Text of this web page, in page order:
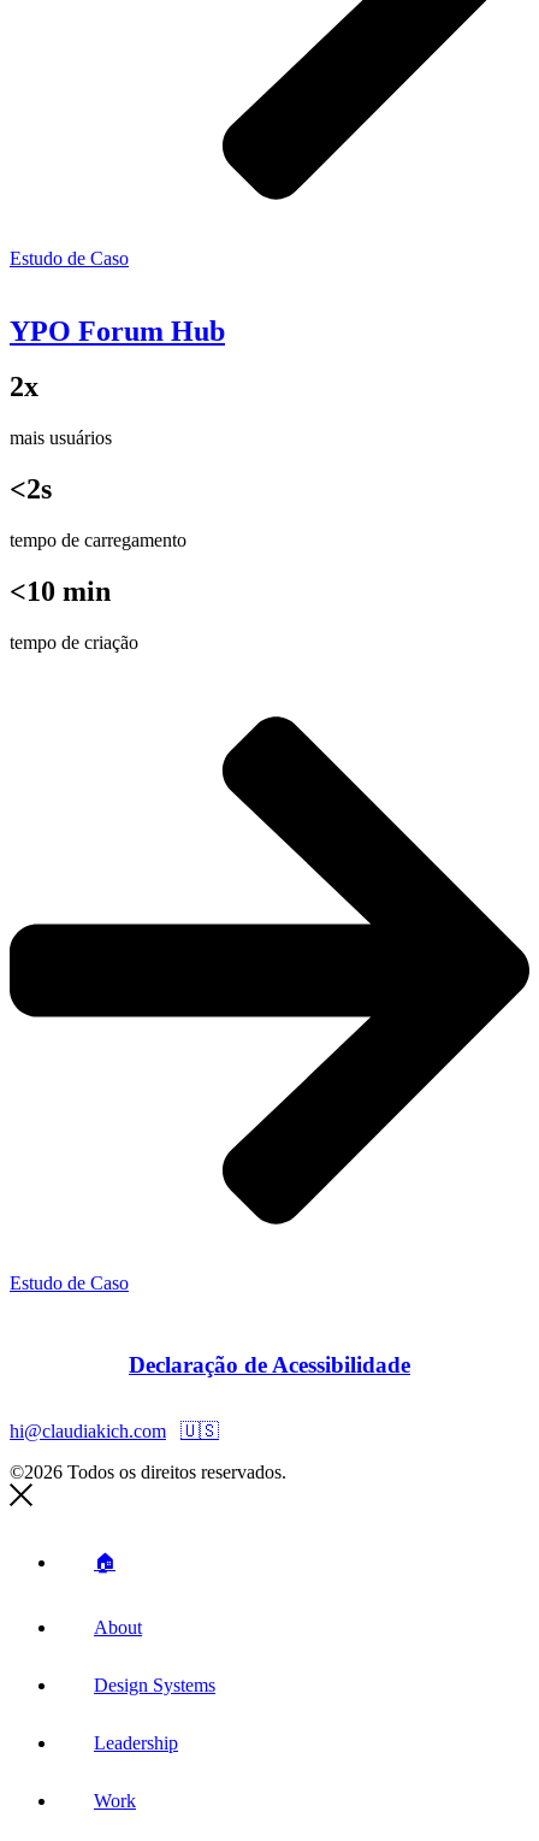
Estudo de Caso
YPO Forum Hub
2x
mais usuários
<2s
tempo de carregamento
<10 min
tempo de criação
Estudo de Caso
Declaração de Acessibilidade
hi@claudiakich.com
🇺🇸
©2026 Todos os direitos reservados.
🏠
About
Design Systems
Leadership
Work